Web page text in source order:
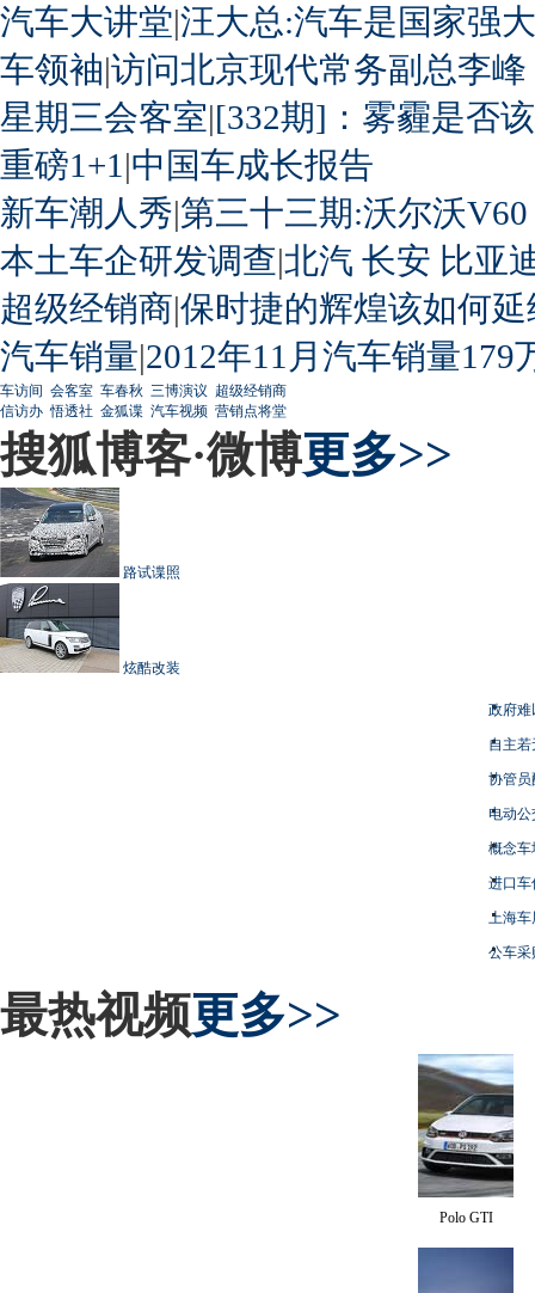
汽车大讲堂|汪大总:汽车是国家强
车领袖|访问北京现代常务副总李峰
星期三会客室|[332期]：雾霾是否
重磅1+1 |中国车成长报告
新车潮人秀|第三十三期:沃尔沃
本土车企研发调查|北汽 长安 比亚
超级经销商|保时捷的辉煌该如何延
汽车销量|2012年11月汽车销量179
车访间 会客室 车春秋 三博演议 超级经销商
信访办 悟透社 金狐谍 汽车视频 营销点将堂
搜狐博客·微博更多>>
路试谍照
炫酷改装
政府难
自主
协管员
电动
概念车
进口车
上海
公车采
最热视频更多>>
Polo GTI